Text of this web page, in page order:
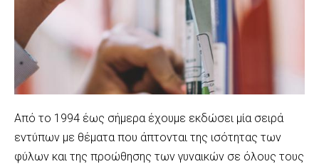
Από το 1994 έως σήμερα έχουμε εκδώσει μία σειρά
εντύπων με θέματα που άπτονται της ισότητας των
φύλων και της προώθησης των γυναικών σε όλους τους